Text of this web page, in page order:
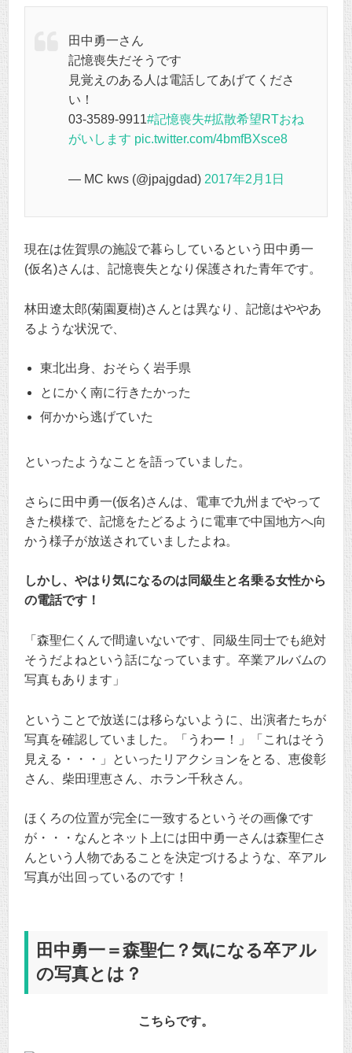
田中勇一さん
記憶喪失だそうです
見覚えのある人は電話してあげてくださ
い！
03-3589-9911#記憶喪失#拡散希望RTおね
がいします pic.twitter.com/4bmfBXsce8
— MC kws (@jpajgdad) 2017年2月1日
現在は佐賀県の施設で暮らしているという田中勇一
(仮名)さんは、記憶喪失となり保護された青年です。
林田遼太郎(菊園夏樹)さんとは異なり、記憶はややあ
るような状況で、
東北出身、おそらく岩手県
とにかく南に行きたかった
何かから逃げていた
といったようなことを語っていました。
さらに田中勇一(仮名)さんは、電車で九州までやって
きた模様で、記憶をたどるように電車で中国地方へ向
かう様子が放送されていましたよね。
しかし、やはり気になるのは同級生と名乗る女性から
の電話です！
「森聖仁くんで間違いないです、同級生同士でも絶対
そうだよねという話になっています。卒業アルバムの
写真もあります」
ということで放送には移らないように、出演者たちが
写真を確認していました。「うわー！」「これはそう
見える・・・」といったリアクションをとる、恵俊彰
さん、柴田理恵さん、ホラン千秋さん。
ほくろの位置が完全に一致するというその画像です
が・・・なんとネット上には田中勇一さんは森聖仁さ
んという人物であることを決定づけるような、卒アル
写真が出回っているのです！
田中勇一＝森聖仁？気になる卒アル
の写真とは？
こちらです。